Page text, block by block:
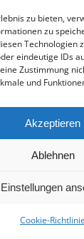
zu bieten,
zu
Technologien
eindeutige IDs
Zustimmung
und
Akzeptieren
Ablehnen
Einstellungen
Cookie-Richtlinie